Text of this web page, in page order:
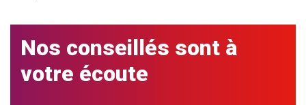
Nos conseillés sont à
votre écoute